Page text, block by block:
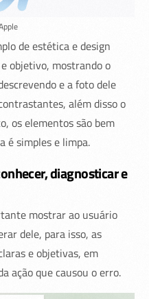
de estética e design
objetivo, mostrando o
e a foto dele
além disso o
os elementos são bem
é simples e limpa.
diagnosticar e
mostrar ao usuário
dele, para isso, as
e objetivas, em
ação que causou o erro.